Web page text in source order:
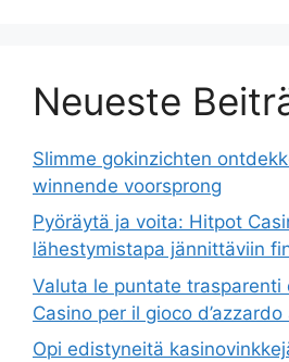
Neueste
Slimme gokinzichten
winnende voorsprong
Pyöräytä ja voita: Hitpot
lähestymistapa jännittäviin
Valuta le puntate trasparenti
Casino per il gioco d’azzardo
Opi edistyneitä